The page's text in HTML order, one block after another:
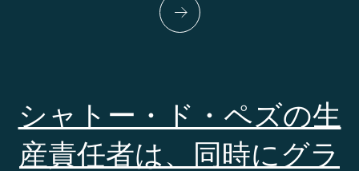
シャトー・ド・ペズの生
産責任者は、同時にグラ